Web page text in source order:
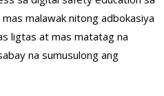
malawak nitong adbokasiya
ligtas at mas matatag na
na sumusulong ang